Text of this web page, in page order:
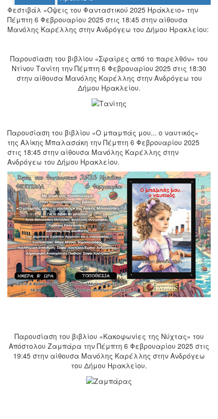
ΔΗΜΟΣ
ΠΟΛΗ
Φεστιβάλ «Όψεις του Φανταστικού 2025 Ηράκλειο» την
Πέμπτη 6 Φεβρουαρίου 2025 στις 18:45 στην αίθουσα
Μανόλης Καρέλλης στην Ανδρόγεω του Δήμου Ηρακλείου:
Παρουσίαση του βιβλίου «Σφαίρες από το παρελθόν» του
Ντίνου Τανίτη την Πέμπτη 6 Φεβρουαρίου 2025 στις 18:30
στην αίθουσα Μανόλης Καρέλλης στην Ανδρόγεω του
Δήμου Ηρακλείου.
Παρουσίαση του βιβλίου «Ο μπαμπάς μου... ο ναυτικός»
της Αλίκης Μπαλασάκη την Πέμπτη 6 Φεβρουαρίου 2025
στις 18:45 στην αίθουσα Μανόλης Καρέλλης στην
Ανδρόγεω του Δήμου Ηρακλείου.
Παρουσίαση του βιβλίου «Κακοφωνίες της Νύχτας» του
Απόστολου Ζαμπάρα την Πέμπτη 6 Φεβρουαρίου 2025 στις
19:45 στην αίθουσα Μανόλης Καρέλλης στην Ανδρόγεω
του Δήμου Ηρακλείου.